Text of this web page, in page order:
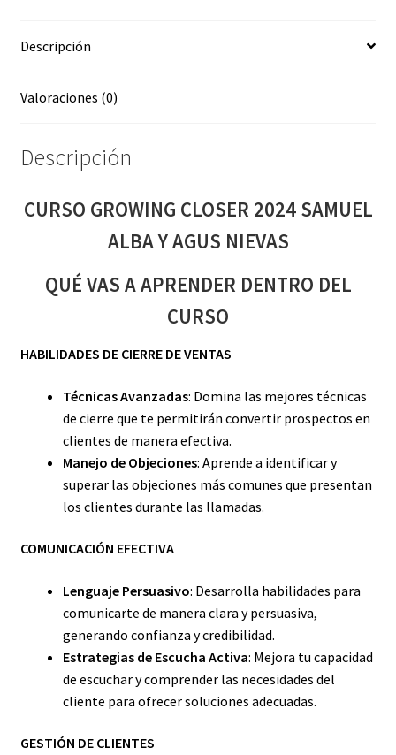
NIEVAS
Descripción
Valoraciones (0)
Descripción
CURSO GROWING CLOSER 2024 SAMUEL
ALBA Y AGUS NIEVAS
QUÉ VAS A APRENDER DENTRO DEL
CURSO
HABILIDADES DE CIERRE DE VENTAS
Técnicas Avanzadas: Domina las mejores técnicas
de cierre que te permitirán convertir prospectos en
clientes de manera efectiva.
Manejo de Objeciones: Aprende a identificar y
superar las objeciones más comunes que presentan
los clientes durante las llamadas.
COMUNICACIÓN EFECTIVA
Lenguaje Persuasivo: Desarrolla habilidades para
comunicarte de manera clara y persuasiva,
generando confianza y credibilidad.
Estrategias de Escucha Activa: Mejora tu capacidad
de escuchar y comprender las necesidades del
cliente para ofrecer soluciones adecuadas.
GESTIÓN DE CLIENTES